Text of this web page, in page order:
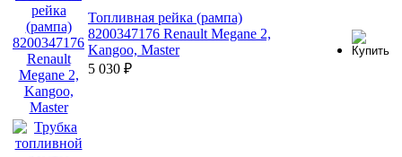
Топливная рейка (рампа)
8200347176 Renault Megane 2,
Kangoo, Master
5 030 ₽